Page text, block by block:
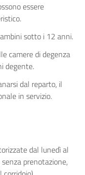
essere
sotto i 12 anni.
camere di degenza
degente.
dal reparto, il
in servizio.
dal lunedì al
prenotazione,